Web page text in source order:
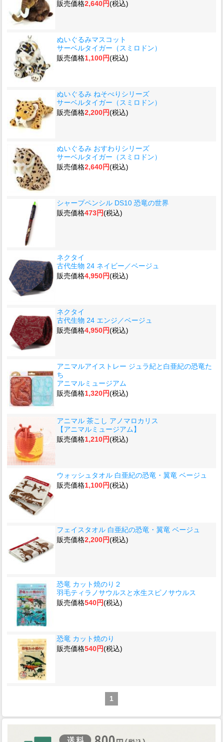
販売価格2,640円(税込)
ぬいぐるみマスコット
サーベルタイガー（スミロドン）
販売価格1,100円(税込)
ぬいぐるみ ねそべりシリーズ
サーベルタイガー（スミロドン）
販売価格2,200円(税込)
ぬいぐるみ おすわりシリーズ
サーベルタイガー（スミロドン）
販売価格2,640円(税込)
シャープペンシル DS10 恐竜の世界
販売価格473円(税込)
ネクタイ
古代生物 24 ネイビー／ベージュ
販売価格4,950円(税込)
ネクタイ
古代生物 24 エンジ／ベージュ
販売価格4,950円(税込)
アニマルアイストレー ジュラ紀と白亜紀の恐竜た
ち
アニマルミュージアム
販売価格1,320円(税込)
アニマル 茶こし アノマロカリス
【アニマルミュージアム】
販売価格1,210円(税込)
ウォッシュタオル 白亜紀の恐竜・翼竜 ベージュ
販売価格1,100円(税込)
フェイスタオル 白亜紀の恐竜・翼竜 ベージュ
販売価格2,200円(税込)
恐竜 カット焼のり２
羽毛ティラノサウルスと水生スピノサウルス
販売価格540円(税込)
恐竜 カット焼のり
販売価格540円(税込)
1